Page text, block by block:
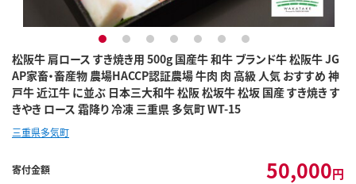
松阪牛 肩ロース すき焼き用 500g 国産牛 和牛 ブランド牛 松阪牛 JG
AP家畜・畜産物 農場HACCP認証農場 牛肉 肉 高級 人気 おすすめ 神
戸牛 近江牛 に並ぶ 日本三大和牛 松阪 松坂牛 松坂 国産 すき焼き す
きやき ロース 霜降り 冷凍 三重県 多気町 WT-15
1 2 3 4 5 6 7
三重県多気町
寄付金額 50,000円